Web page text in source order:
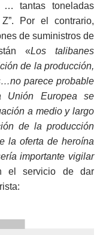
… tantas toneladas
Por el contrario,
de suministros de
«Los talibanes
de la producción,
parece probable
Europea se
a medio y largo
de la producción
la oferta de heroína
importante vigilar
el servicio de dar